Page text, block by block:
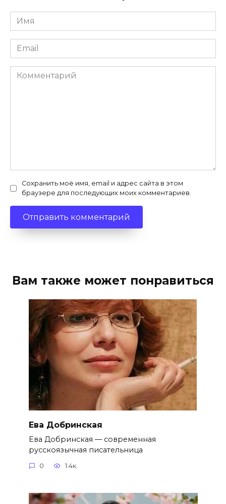
Имя
*
Email
*
Комментарий
Сохранить моё имя, email и адрес сайта в этом
браузере для последующих моих комментариев.
Вам также может понравиться
Ева Добринская
Ева Добринская — современная
русскоязычная писательница
0 1.4к.